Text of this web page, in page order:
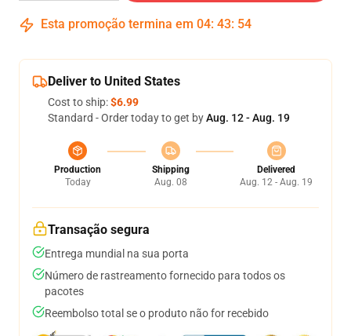
Esta promoção termina em 04: 43: 54
Deliver to United States
Cost to ship:$6.99
Standard - Order today to get byAug. 12 - Aug. 19
Production
Today
Shipping
Aug. 08
Delivered
Aug. 12 - Aug. 19
Transação segura
Entrega mundial na sua porta
Número de rastreamento fornecido para todos os
pacotes
Reembolso total se o produto não for recebido